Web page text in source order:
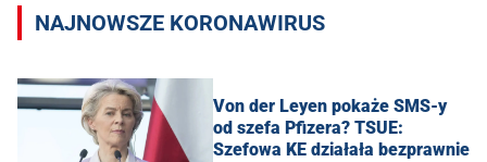
NAJNOWSZE KORONAWIRUS
Von der Leyen pokaże SMS-y
od szefa Pfizera? TSUE:
Szefowa KE działała bezprawnie